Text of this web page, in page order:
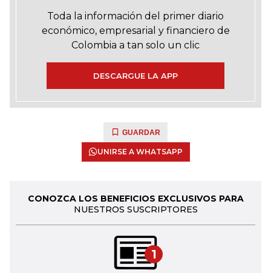
Toda la información del primer diario
económico, empresarial y financiero de
Colombia a tan solo un clic
DESCARGUE LA APP
GUARDAR
UNIRSE A WHATSAPP
CONOZCA LOS BENEFICIOS EXCLUSIVOS PARA
NUESTROS SUSCRIPTORES
1